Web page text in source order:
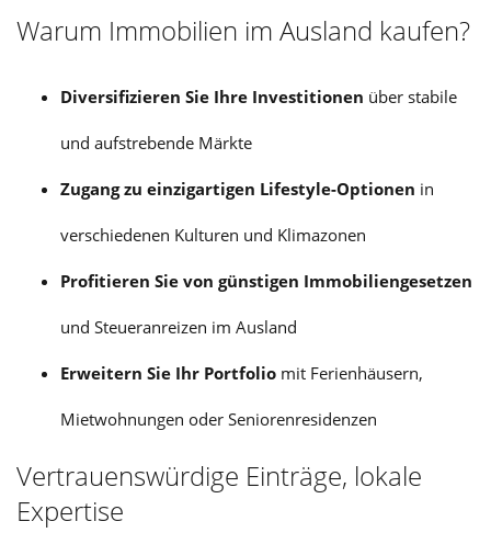
Warum Immobilien im Ausland kaufen?
Diversifizieren Sie Ihre Investitionen über stabile
und aufstrebende Märkte
Zugang zu einzigartigen Lifestyle-Optionen in
verschiedenen Kulturen und Klimazonen
Profitieren Sie von günstigen Immobiliengesetzen
und Steueranreizen im Ausland
Erweitern Sie Ihr Portfolio mit Ferienhäusern,
Mietwohnungen oder Seniorenresidenzen
Vertrauenswürdige Einträge, lokale
Expertise